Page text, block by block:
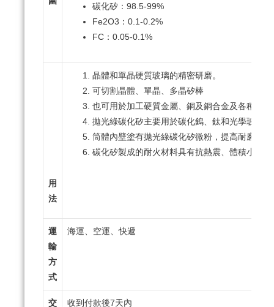
碳化矽：98.5-99%
Fe2O3：0.1-0.2%
FC：0.05-0.1%
用
法
晶體和單晶硬質玻璃的精密研磨。
可切割晶體、單晶、多晶矽棒
也可用於加工硬質金屬、銅及銅合金及各種樹
拋光綠碳化矽主要用於碳化鎢、鈦和光學玻璃
筒體內壁塗有拋光綠碳化矽微粉，提高耐磨性
碳化矽製成的耐火材料具有抗熱震、體積小、
運
輸
方
式
海運、空運、快遞
交
收到付款後7天內